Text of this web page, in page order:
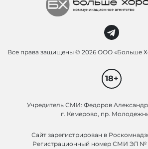
Все права защищены © 2026 ООО «Больше
18+
Учредитель СМИ: Федоров
г. Кемерово, пр.
Сайт зарегистрирован в
Регистрационный номер СМИ ЭЛ №